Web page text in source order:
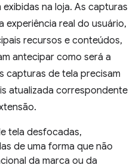
na loja. As capturas
experiência real do usuário,
recursos e conteúdos,
antecipar como será a
capturas de tela precisam
atualizada correspondente
tela desfocadas,
de uma forma que não
da marca ou da